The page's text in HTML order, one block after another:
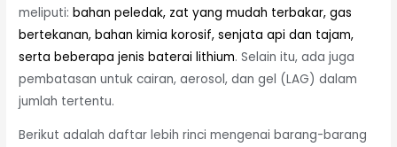
meliputi:bahan peledak, zat yang mudah terbakar, gas
bertekanan, bahan kimia korosif, senjata api dan tajam,
serta beberapa jenis baterai lithium. Selain itu, ada juga
pembatasan untuk cairan, aerosol, dan gel (LAG) dalam
jumlah tertentu.
Berikut adalah daftar lebih rinci mengenai barang-barang